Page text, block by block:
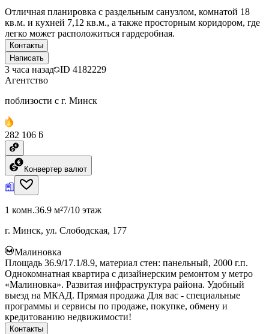
Отличная планировка с раздельным санузлом, комнатой 18
кв.м. и кухней 7,12 кв.м., а также просторным коридором, где
легко может расположиться гардеробная.
Контакты
Написать
3 часа назад ID 4182229
Агентство
поблизости с г. Минск
282 106 ƃ
Конвертер валют
1 комн.36.9 м²7/10 этаж
г. Минск, ул. Слободская, 177
Малиновка
Площадь 36.9/17.1/8.9, материал стен: панельный, 2000 г.п.
Однокомнатная квартира с дизайнерским ремонтом у метро
«Малиновка». Развитая инфраструктура района. Удобный
выезд на МКАД. Прямая продажа Для вас - специальные
программы и сервисы по продаже, покупке, обмену и
кредитованию недвижимости!
Контакты